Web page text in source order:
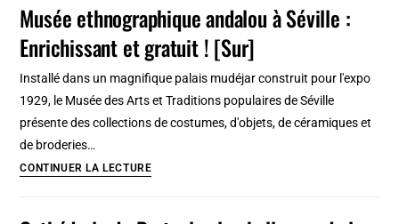
l’histoire
à
Prague
:
Chef
incontournable
Musée ethnographique andalou à Séville :
Enrichissant et gratuit ! [Sur]
Installé dans un magnifique palais mudéjar construit pour l'expo
1929, le Musée des Arts et Traditions populaires de Séville
présente des collections de costumes, d'objets, de céramiques et
de broderies…
CONTINUER LA LECTUREMusée